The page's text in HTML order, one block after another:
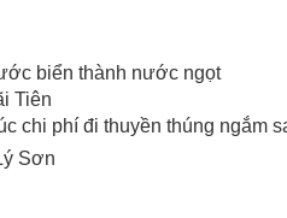
biển thành nước ngọt
Tiên
chi phí đi thuyền thúng ngắm
Sơn